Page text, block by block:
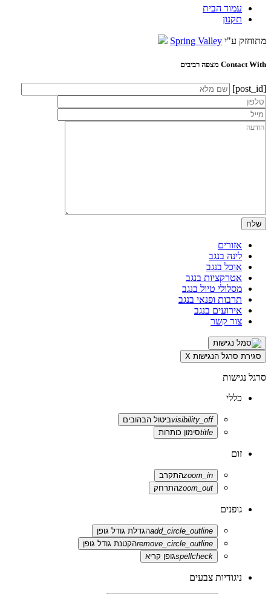
עמוד הבית
תקנון
מתוחזק ע"י Spring Valley
Contact With מצפה רביבים
[post_id]
אזורים
לינה בנגב
אוכל בנגב
אטרקציות בנגב
מסלולי טיול בנגב
תרבות ופנאי בנגב
אירועים בנגב
צור קשר
סגירת סרגל הנגישות X
סרגל נגישות
כללי
visibility_offביטול הבהובים
titleסימון כותרות
זום
zoom_inהתקרב
zoom_outהתרחק
גופנים
add_circle_outlineהגדלת גודל גופן
remove_circle_outlineהקטנת גודל גופן
spellcheckגופן קריא
ניגודיות צבעים